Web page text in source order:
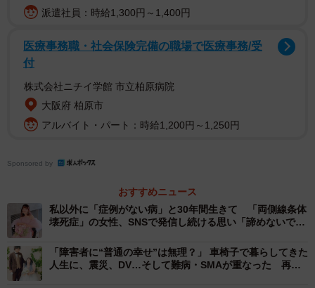
どうしてカミングアウトする・しないで悩むの
他人から見て明らかに「障害者である」と分かりづらい場
様々な葛藤があります。具体的には、下記のような葛藤を
抱く方が多いです。
最も大きな要因は、相手の反応に対する不安です。ご相談
者様のような双極症に対する認知は向上しているとはい
え、まだ誤解や偏見が完全に払拭されたわけではありませ
ん。
「もし、病気を理由に離れていってしまったらどうしよ
派遣社員：時給1,300円～1,400円
医療事務職・社会保険完備の職場で医療事務/受
付
株式会社ニチイ学館 市立柏原病院
大阪府 柏原市
アルバイト・パート：時給1,200円～1,250円
Sponsored by
おすすめニュース
私以外に「症例がない病」と30年間生きて 「両側線条体
壊死症」の女性、SNSで発信し続ける思い「諦めないで、
「障害者に“普通の幸せ”は無理？」 車椅子で暮らしてきた
人生に、震災、DV…そして難病・SMAが重なった 再婚